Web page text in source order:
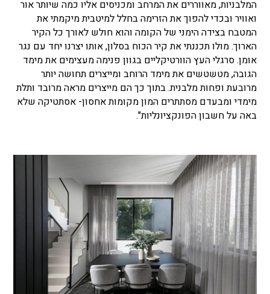
המלבניות, מאווררים את המרחב ומכניסים אליו כמה שיותר אור
ואוויר ובכדי להפוך את הזרימה בחלל למיטבית מיקמתי את
המטבח בצידה הימני של הקומה והוא חולש לאורך כל הקיר
הארוך. מולו תכננתי את קיר הכוח בסלון, אותו יצרנו יחד עם נגר
אומן. סרגלי העץ הוורטיקליים בגוון פנימה מעצימים את מימד
הגובה, מטשטשים את מימד הרוחב ומייצרים תחושה יותר
מרובעת ופחות מלבנית. בתוך כך הם מייצרים מראה מרובד ותלת
מימדי ומבעדם מסתתרים המון מקומות אחסון- אסתטיקה שלא
באה על חשבון הפונקציונליות".